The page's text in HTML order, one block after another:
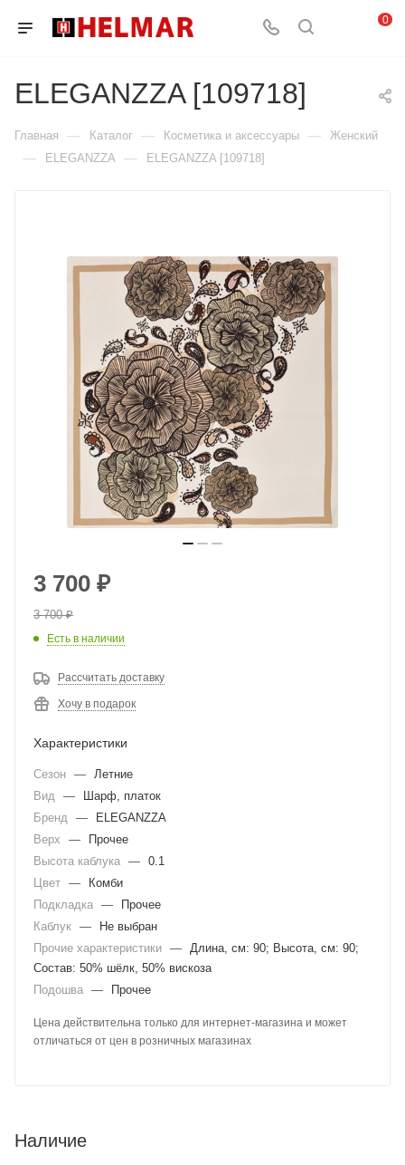
0
ELEGANZZA [109718]
Главная — Каталог — Косметика и аксессуары — Женский
— ELEGANZZA — ELEGANZZA [109718]
3 700 ₽
3 700₽
Есть в наличии
Рассчитать доставку
Хочу в подарок
Характеристики
Сезон —
Летние
Вид
—
Шарф, платок
Бренд
—
ELEGANZZA
Верх
—
Прочее
Высота каблука — 0.1
Цвет —
Комби
Подкладка —
Прочее
Каблук —
Не выбран
Прочие характеристики —
Длина, см: 90; Высота, см: 90;
Состав: 50% шёлк, 50% вискоза
Подошва — Прочее
Цена действительна только для интернет-магазина и может
отличаться от цен в розничных магазинах
Наличие